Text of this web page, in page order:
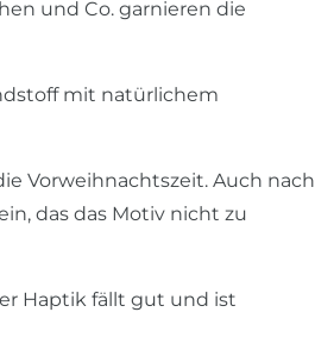
und Co. garnieren die
mit natürlichem
Vorweihnachtszeit. Auch nach
das das Motiv nicht zu
Haptik fällt gut und ist